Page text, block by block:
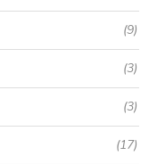
(9)
(3)
(3)
(17)